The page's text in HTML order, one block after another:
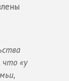
что «у